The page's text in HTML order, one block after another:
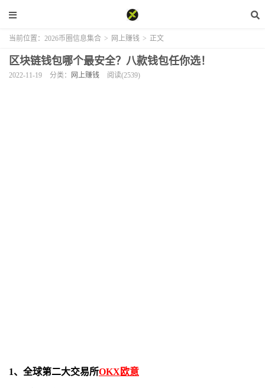
当前位置： 2026币圈信息集合 > 网上赚钱 > 正文
区块链钱包哪个最安全？八款钱包任你选！
2022-11-19 分类： 网上赚钱 阅读(2539)
1、全球第二大交易所OKX欧意